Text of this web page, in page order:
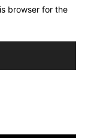
browser for the